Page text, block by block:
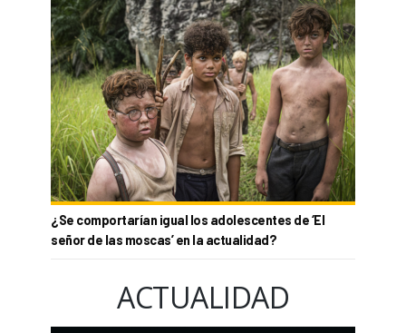
¿Se comportarían igual los adolescentes de ‘El
señor de las moscas’ en la actualidad?
ACTUALIDAD